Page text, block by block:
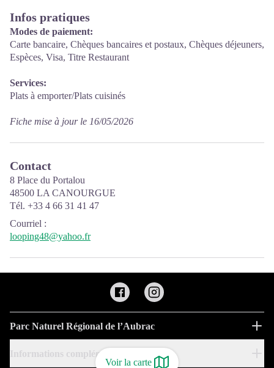
Voir la carte
Infos pratiques
Modes de paiement:
Carte bancaire, Chèques bancaires et postaux, Chèques déjeuners,
Espèces, Visa, Titre Restaurant
Services:
Plats à emporter/Plats cuisinés
Fiche mise à jour le 16/05/2026
Contact
8 Place du Portalou
48500 LA CANOURGUE
Tél. +33 4 66 31 41 47
Courriel :
looping48@yahoo.fr
Parc Naturel Régional de l’Aubrac
Informations complémentaires